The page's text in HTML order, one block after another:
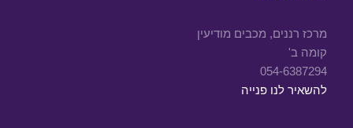
מרכז רננים, מכבים מודיעין
קומה ב'
054-6387294
להשאיר לנו פנייה